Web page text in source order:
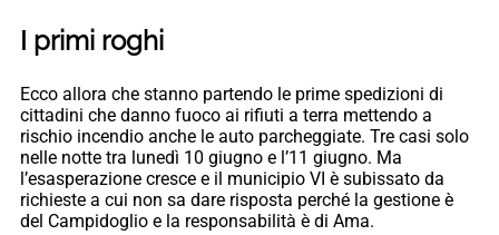
I primi roghi
Ecco allora che stanno partendo le prime spedizioni di
cittadini che danno fuoco ai rifiuti a terra mettendo a
rischio incendio anche le auto parcheggiate. Tre casi solo
nelle notte tra lunedì 10 giugno e l’11 giugno. Ma
l’esasperazione cresce e il municipio VI è subissato da
richieste a cui non sa dare risposta perché la gestione è
del Campidoglio e la responsabilità è di Ama.